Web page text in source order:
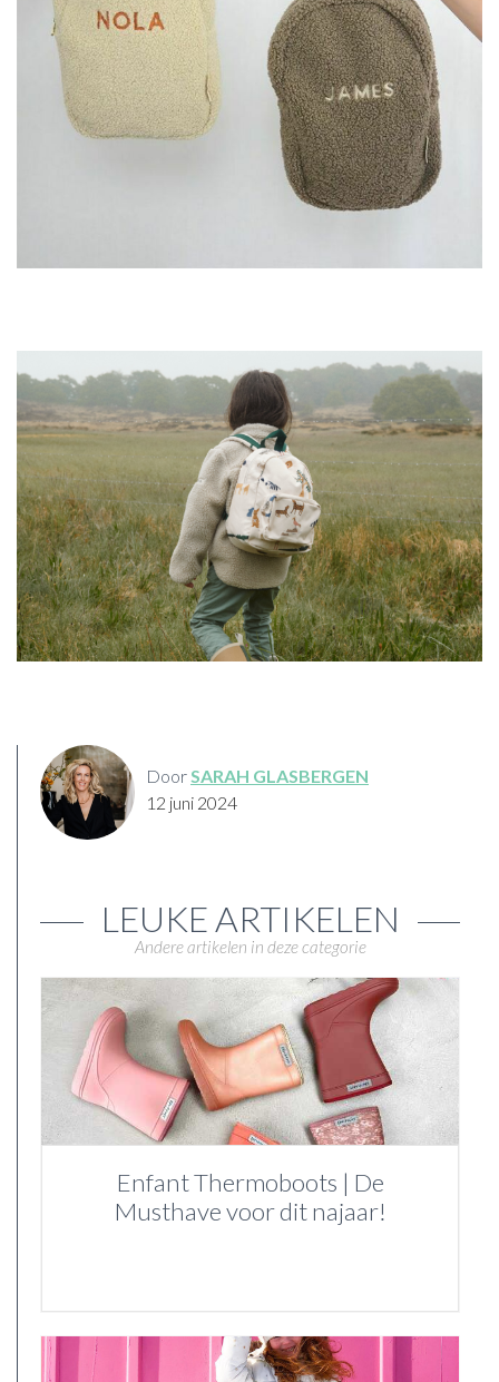
DoorSARAH GLASBERGEN
12 juni 2024
LEUKE ARTIKELEN
Andere artikelen in deze categorie
Enfant Thermoboots | De
Musthave voor dit najaar!